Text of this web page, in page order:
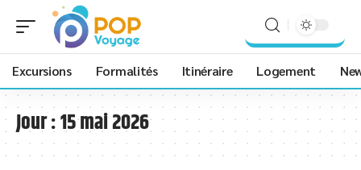
Excursions Formalités Itinéraire Logement
Jour :15 mai 2026